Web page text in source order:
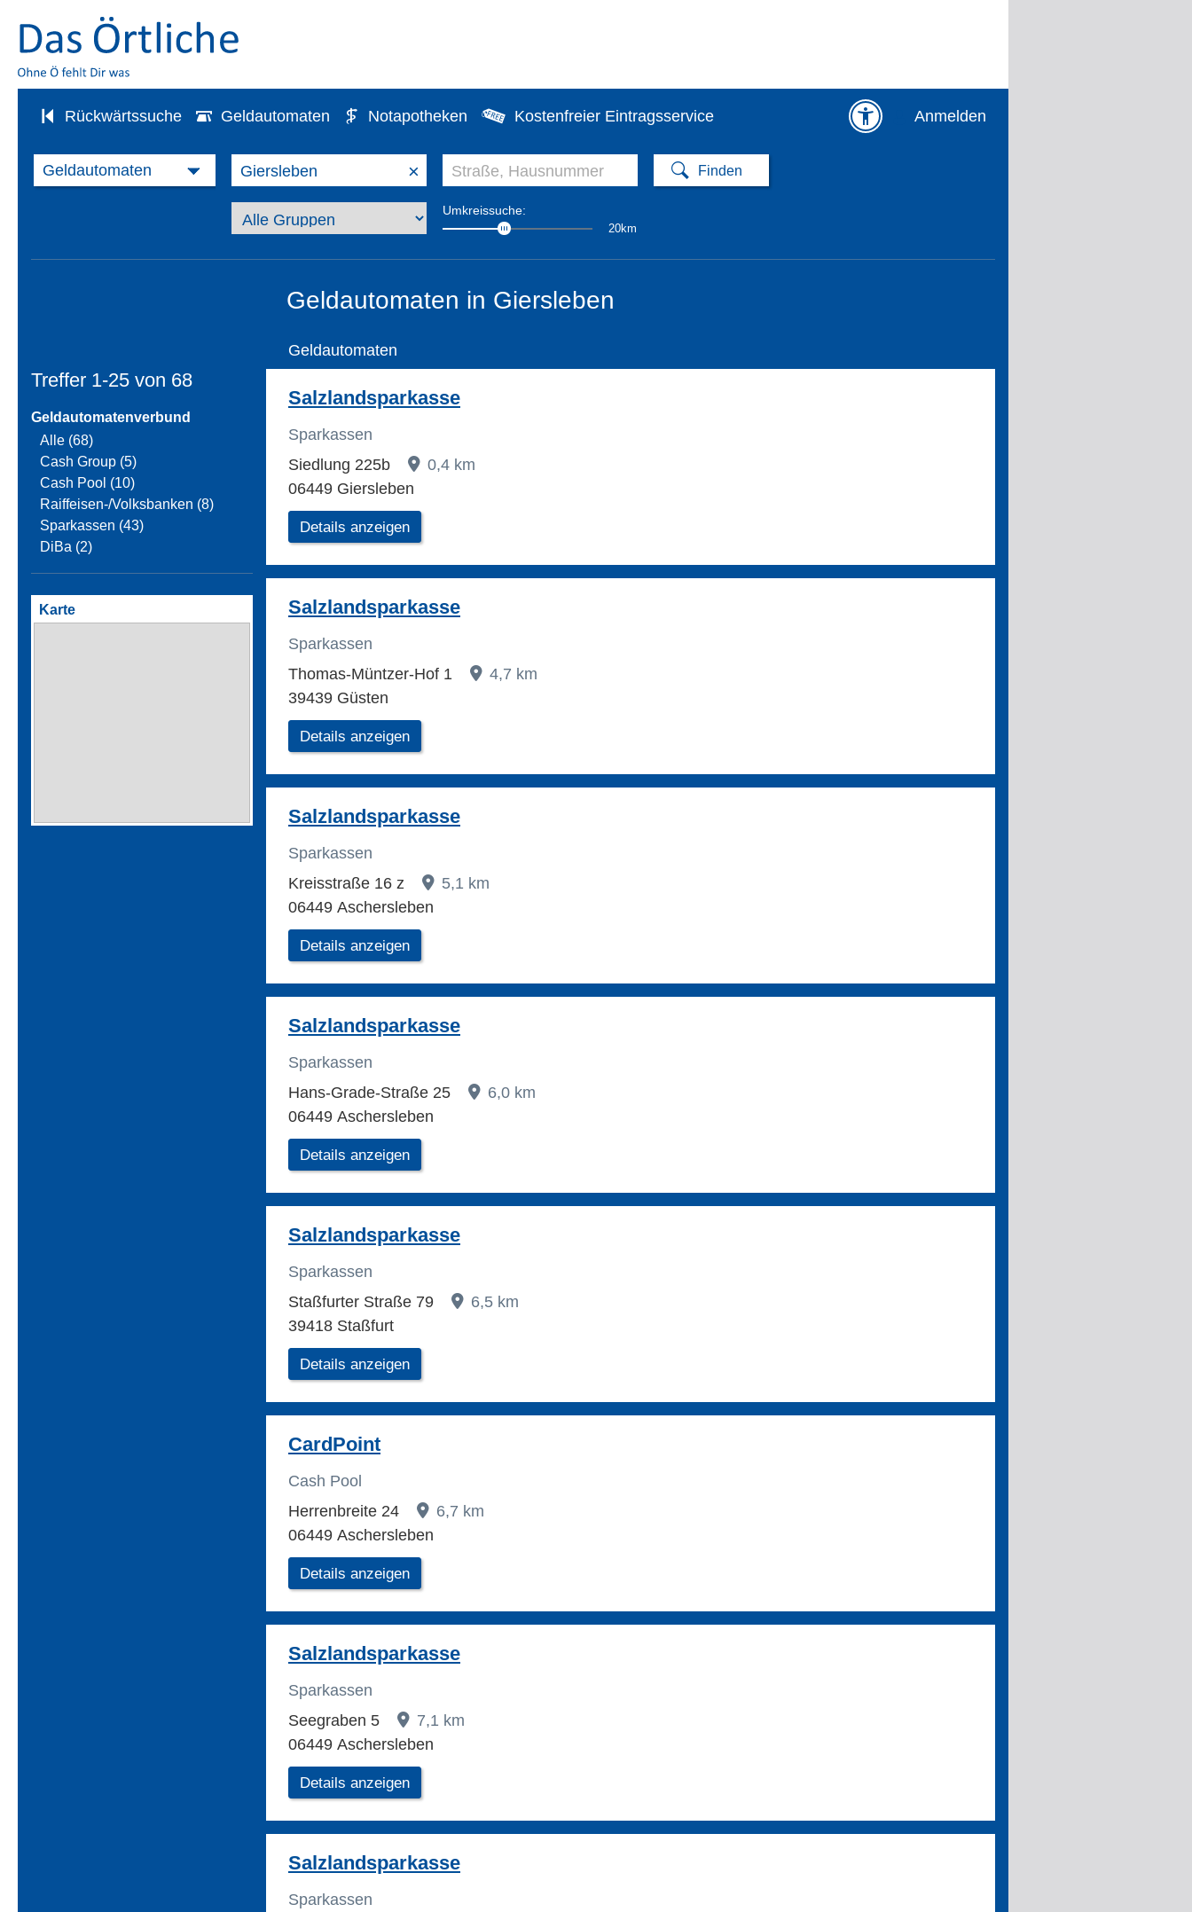
Rückwärtssuche Geldautomaten Notapotheken Kostenfreier Eintragsservice Anmelden
×
Umkreissuche:
20km
Geldautomaten in Giersleben
Treffer 1-25 von 68
Geldautomatenverbund
Alle (68)
Cash Group (5)
Cash Pool (10)
Raiffeisen-/Volksbanken (8)
Sparkassen (43)
DiBa (2)
Geldautomaten
Salzlandsparkasse
Sparkassen
Siedlung 225b
0,4 km
06449 Giersleben
Details anzeigen
Salzlandsparkasse
Sparkassen
Thomas-Müntzer-Hof 1
4,7 km
39439 Güsten
Details anzeigen
Salzlandsparkasse
Sparkassen
Kreisstraße 16 z
5,1 km
06449 Aschersleben
Details anzeigen
Salzlandsparkasse
Sparkassen
Hans-Grade-Straße 25
6,0 km
06449 Aschersleben
Details anzeigen
Salzlandsparkasse
Sparkassen
Staßfurter Straße 79
6,5 km
39418 Staßfurt
Details anzeigen
CardPoint
Cash Pool
Herrenbreite 24
6,7 km
06449 Aschersleben
Details anzeigen
Salzlandsparkasse
Sparkassen
Seegraben 5
7,1 km
06449 Aschersleben
Details anzeigen
Salzlandsparkasse
Sparkassen
Karte